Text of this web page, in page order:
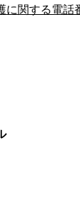
に関する電話